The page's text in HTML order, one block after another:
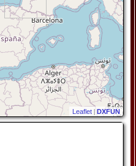
Leaflet | DXFUN